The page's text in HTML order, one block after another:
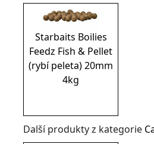
Starbaits Boilies
Feedz Fish & Pellet
(rybí peleta) 20mm
4kg
Další produkty z kategorie